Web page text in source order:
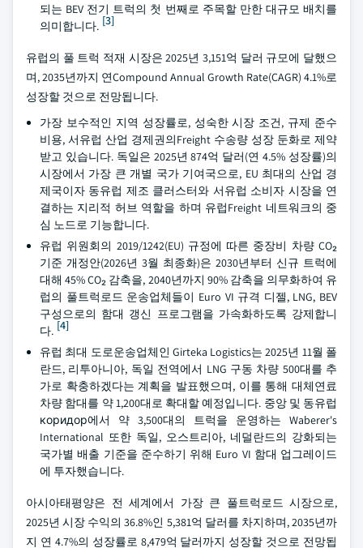
되는 BEV 전기 트럭의 첫 번째로 주목할 만한 대규모 배치를
의미합니다. [3]
유럽의 풀 트럭 적재 시장은 2025년 3,151억 달러 규모에 달했으
며, 2035년까지 연Compound Annual Growth Rate(CAGR) 4.1%로
성장할 것으로 전망됩니다.
가장 보수적인 지역 성장률로, 성숙한 시장 조건, 규제 준수
비용, 서유럽 산업 경제권의Freight 수송량 성장 둔화로 제약
받고 있습니다. 독일은 2025년 874억 달러(연 4.5% 성장률)의
시장에서 가장 큰 개별 국가 기여국으로, EU 최대의 산업 경
제국이자 동유럽 제조 클러스터와 서유럽 소비자 시장을 연
결하는 지리적 허브 역할을 하며 유럽Freight 네트워크의 중
심 노드로 기능합니다.
유럽 위원회의 2019/1242(EU) 규정에 따른 중장비 차량 CO₂
기준 개정안(2026년 3월 최종화)은 2030년부터 신규 트럭에
대해 45% CO₂ 감축을, 2040년까지 90% 감축을 의무화하여 유
럽의 풀트럭로드 운송업체들이 Euro VI 규격 디젤, LNG, BEV
구성으로의 함대 갱신 프로그램을 가속화하도록 강제합니
다. [4]
유럽 최대 도로운송업체인 Girteka Logistics는 2025년 11월 폴
란드, 리투아니아, 독일 전역에서 LNG 구동 차량 500대를 추
가로 확충하겠다는 계획을 발표했으며, 이를 통해 대체연료
차량 함대를 약 1,200대로 확대할 예정입니다. 중앙 및 동유럽
коридор에서 약 3,500대의 트럭을 운영하는 Waberer's
International 또한 독일, 오스트리아, 네덜란드의 강화되는
국가별 배출 기준을 준수하기 위해 Euro VI 함대 업그레이드
에 투자했습니다.
아시아태평양은 전 세계에서 가장 큰 풀트럭로드 시장으로,
2025년 시장 수익의 36.8%인 5,381억 달러를 차지하며, 2035년까
지 연 4.7%의 성장률로 8,479억 달러까지 성장할 것으로 전망됩